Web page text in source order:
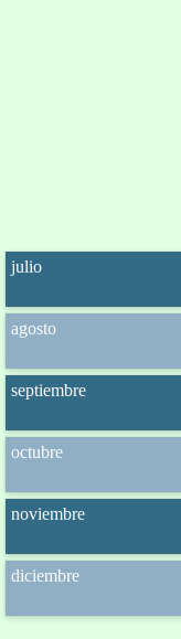
julio
agosto
septiembre
octubre
noviembre
diciembre